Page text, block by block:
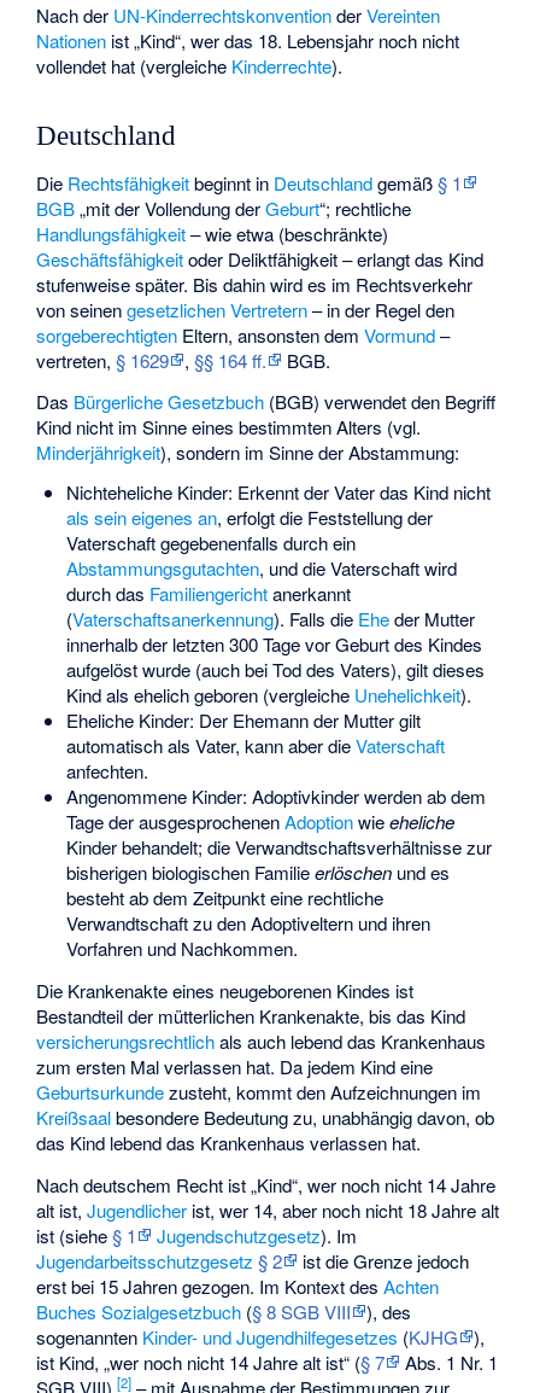
Nach der UN-KinderrechtskonventionderVereinten
Nationen ist „Kind“, wer das 18. Lebensjahr noch nicht
vollendet hat (vergleiche Kinderrechte).
Deutschland
Die Rechtsfähigkeitbeginnt in Deutschlandgemäß§ 1
BGB„mit der Vollendung derGeburt“; rechtliche
Handlungsfähigkeit– wie etwa (beschränkte)
Geschäftsfähigkeitoder Deliktfähigkeit– erlangt das Kind
stufenweise später. Bis dahin wird es im Rechtsverkehr
von seinengesetzlichen Vertretern– in der Regel den
sorgeberechtigten Eltern, ansonsten demVormund–
vertreten,§ 1629 ,§§ 164 ff.
BGB.
Das Bürgerliche Gesetzbuch (BGB) verwendet den Begriff
Kind nicht im Sinne eines bestimmten Alters (vgl.
Minderjährigkeit), sondern im Sinne der Abstammung:
Nichteheliche Kinder: Erkennt der Vater das Kind nicht
als sein eigenes an, erfolgt die Feststellung der
Vaterschaft gegebenenfalls durch ein
Abstammungsgutachten, und die Vaterschaft wird
durch das Familiengerichtanerkannt
(Vaterschaftsanerkennung). Falls die Eheder Mutter
innerhalb der letzten 300 Tage vor Geburt des Kindes
aufgelöst wurde (auch bei Tod des Vaters), gilt dieses
Kind als ehelich geboren (vergleiche Unehelichkeit).
Eheliche Kinder: Der Ehemann der Mutter gilt
automatisch als Vater, kann aber dieVaterschaft
anfechten.
Angenommene Kinder: Adoptivkinder werden ab dem
Tage der ausgesprochenenAdoptionwieeheliche
Kinder behandelt; die Verwandtschaftsverhältnisse zur
bisherigen biologischen Familieerlöschenund es
besteht ab dem Zeitpunkt eine rechtliche
Verwandtschaft zu den Adoptiveltern und ihren
Vorfahren und Nachkommen.
Die Krankenakte eines neugeborenen Kindes ist
Bestandteil der mütterlichen Krankenakte, bis das Kind
versicherungsrechtlichals auch lebend das Krankenhaus
zum ersten Mal verlassen hat. Da jedem Kind eine
Geburtsurkundezusteht, kommt den Aufzeichnungen im
Kreißsaalbesondere Bedeutung zu, unabhängig davon, ob
das Kind lebend das Krankenhaus verlassen hat.
Nach deutschem Recht ist „Kind“, wer noch nicht 14 Jahre
alt ist,Jugendlicher ist, wer 14, aber noch nicht 18 Jahre alt
ist (siehe§ 1 Jugendschutzgesetz). Im
Jugendarbeitsschutzgesetz § 2
ist die Grenze jedoch
erst bei 15 Jahren gezogen. Im Kontext desAchten
Buches Sozialgesetzbuch (§ 8 SGB VIII
), des
sogenannten Kinder- und Jugendhilfegesetzes (KJHG
),
ist Kind, „wer noch nicht 14 Jahre alt ist“ (§ 7
Abs. 1 Nr. 1
SGB VIII).[2] – mit Ausnahme der Bestimmungen zur